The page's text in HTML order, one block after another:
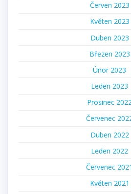
Červen 2023
Květen 2023
Duben 2023
Březen 2023
Únor 2023
Leden 2023
Prosinec
Červenec
Duben 2022
Leden 2022
Červenec 2021
Květen 2021